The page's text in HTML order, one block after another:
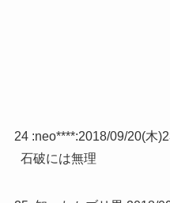
24 :neo****:2018/09/20(木
石破には無理